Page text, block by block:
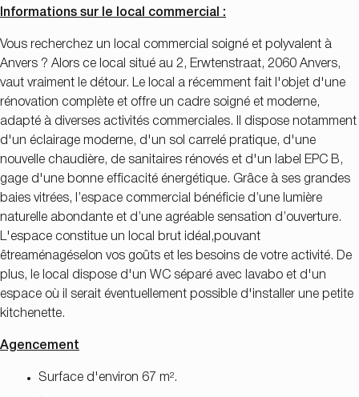
Informations sur le local commercial :
Vous recherchez un local commercial soigné et polyvalent à
Anvers ? Alors ce local situé au 2, Erwtenstraat, 2060 Anvers,
vaut vraiment le détour. Le local a récemment fait l'objet d'une
rénovation complète et offre un cadre soigné et moderne,
adapté à diverses activités commerciales. Il dispose notamment
d'un éclairage moderne, d'un sol carrelé pratique, d'une
nouvelle chaudière, de sanitaires rénovés et d'un label EPC B,
gage d'une bonne efficacité énergétique. Grâce à ses grandes
baies vitrées, l’espace commercial bénéficie d’une lumière
naturelle abondante et d’une agréable sensation d’ouverture.
L'espace constitue un local brut idéal , pouvant
êtreaménagéselon vos goûts et les besoins de votre activité. De
plus, le local dispose d'un WC séparé avec lavabo et d'un
espace où il serait éventuellement possible d'installer une petite
kitchenette.
Agencement
Surface d'environ 67 m².